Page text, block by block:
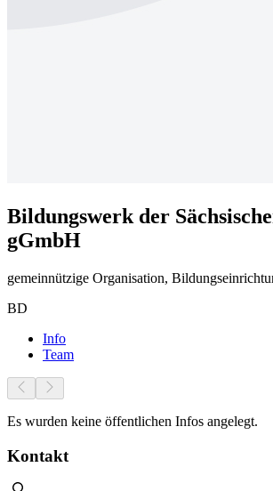
Bildungswerk der
gGmbH
gemeinnützige Organisation,
BD
Info
Team
Es wurden keine öffentlichen Infos angelegt.
Kontakt